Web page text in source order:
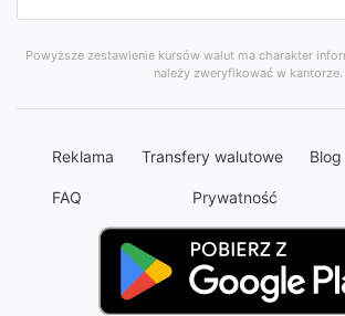
Powyższe zestawienie kursów walut ma charakter
należy zweryfikować w kantorze.
Reklama Transfery walutowe Blog
FAQ Prywatność